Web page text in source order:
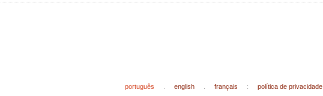
português english français : política de privacidade